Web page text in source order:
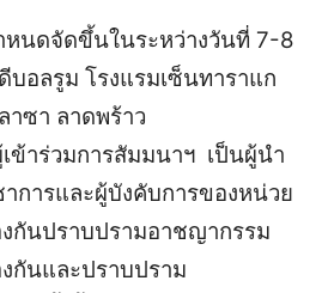
หนดจัดขึ้นในระหว่างวันที่ 7-8
อลรูม โรงแรมเซ็นทาราแก
ซา ลาดพร้าว
ข้าร่วมการสัมมนาฯ เป็นผู้นำ
การและผู้บังคับการของหน่วย
กันปราบปรามอาชญากรรม
กันและปราบปราม